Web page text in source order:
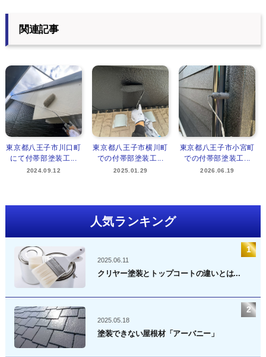
関連記事
東京都八王子市川口町
にて付帯部塗装工...
2024.09.12
東京都八王子市横川町
での付帯部塗装工...
2025.01.29
東京都八王子市小宮町
での付帯部塗装工...
2026.06.19
人気ランキング
2025.06.11
クリヤー塗装とトップコートの違いとは...
2025.05.18
塗装できない屋根材「アーバニー」